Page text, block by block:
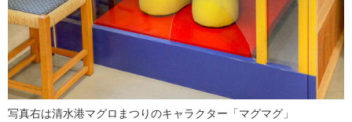
写真右は清水港マグロまつりのキャラクター「マグマグ」